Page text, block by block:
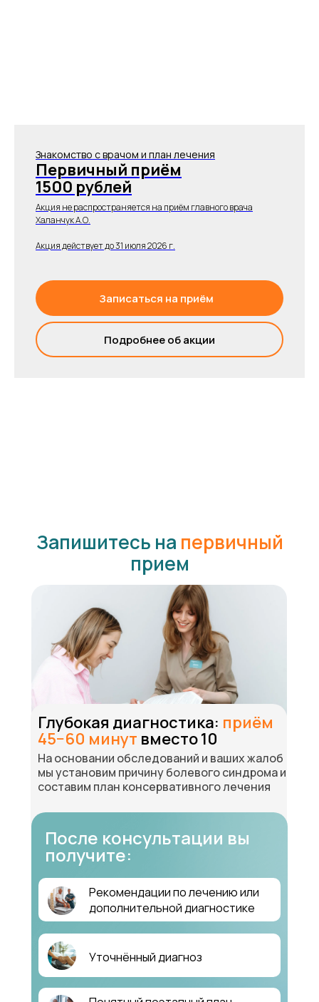
Знакомство с врачом и план лечения
Первичный приём
1500 рублей
Акция не распространяется на приём главного врача
Халанчук А.О.
Акция действует до 31 июля 2026 г.
Записаться на приём
Подробнее об акции
Запишитесь на первичный
прием
На основании обследований и ваших жалоб
мы установим причину болевого синдрома и
составим план консервативного лечения
Глубокая диагностика: приём
45−60 минут вместо 10
После консультации вы
получите:
Рекомендации по лечению или
дополнительной диагностике
Уточнённый диагноз